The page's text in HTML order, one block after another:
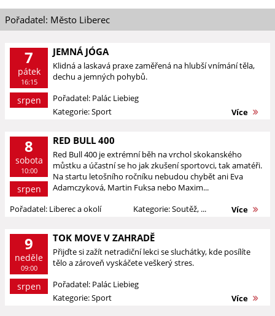
Pořadatel: Město Liberec
7
pátek
16:15
srpen
JEMNÁ JÓGA
Klidná a laskavá praxe zaměřená na hlubší vnímání těla,
dechu a jemných pohybů.
Pořadatel: Palác Liebieg
Kategorie: Sport
Více
8
sobota
10:00
srpen
RED BULL 400
Red Bull 400 je extrémní běh na vrchol skokanského
můstku a účastní se ho jak zkušení sportovci, tak amatéři.
Na startu letošního ročníku nebudou chybět ani Eva
Adamczyková, Martin Fuksa nebo Maxim...
Pořadatel: Liberec a okolí
Kategorie: Soutěž, ... Více
9
neděle
09:00
srpen
TOK MOVE V ZAHRADĚ
Přijďte si zažít netradiční lekci se sluchátky, kde posílíte
tělo a zároveň vyskáčete veškerý stres.
Pořadatel: Palác Liebieg
Kategorie: Sport
Více